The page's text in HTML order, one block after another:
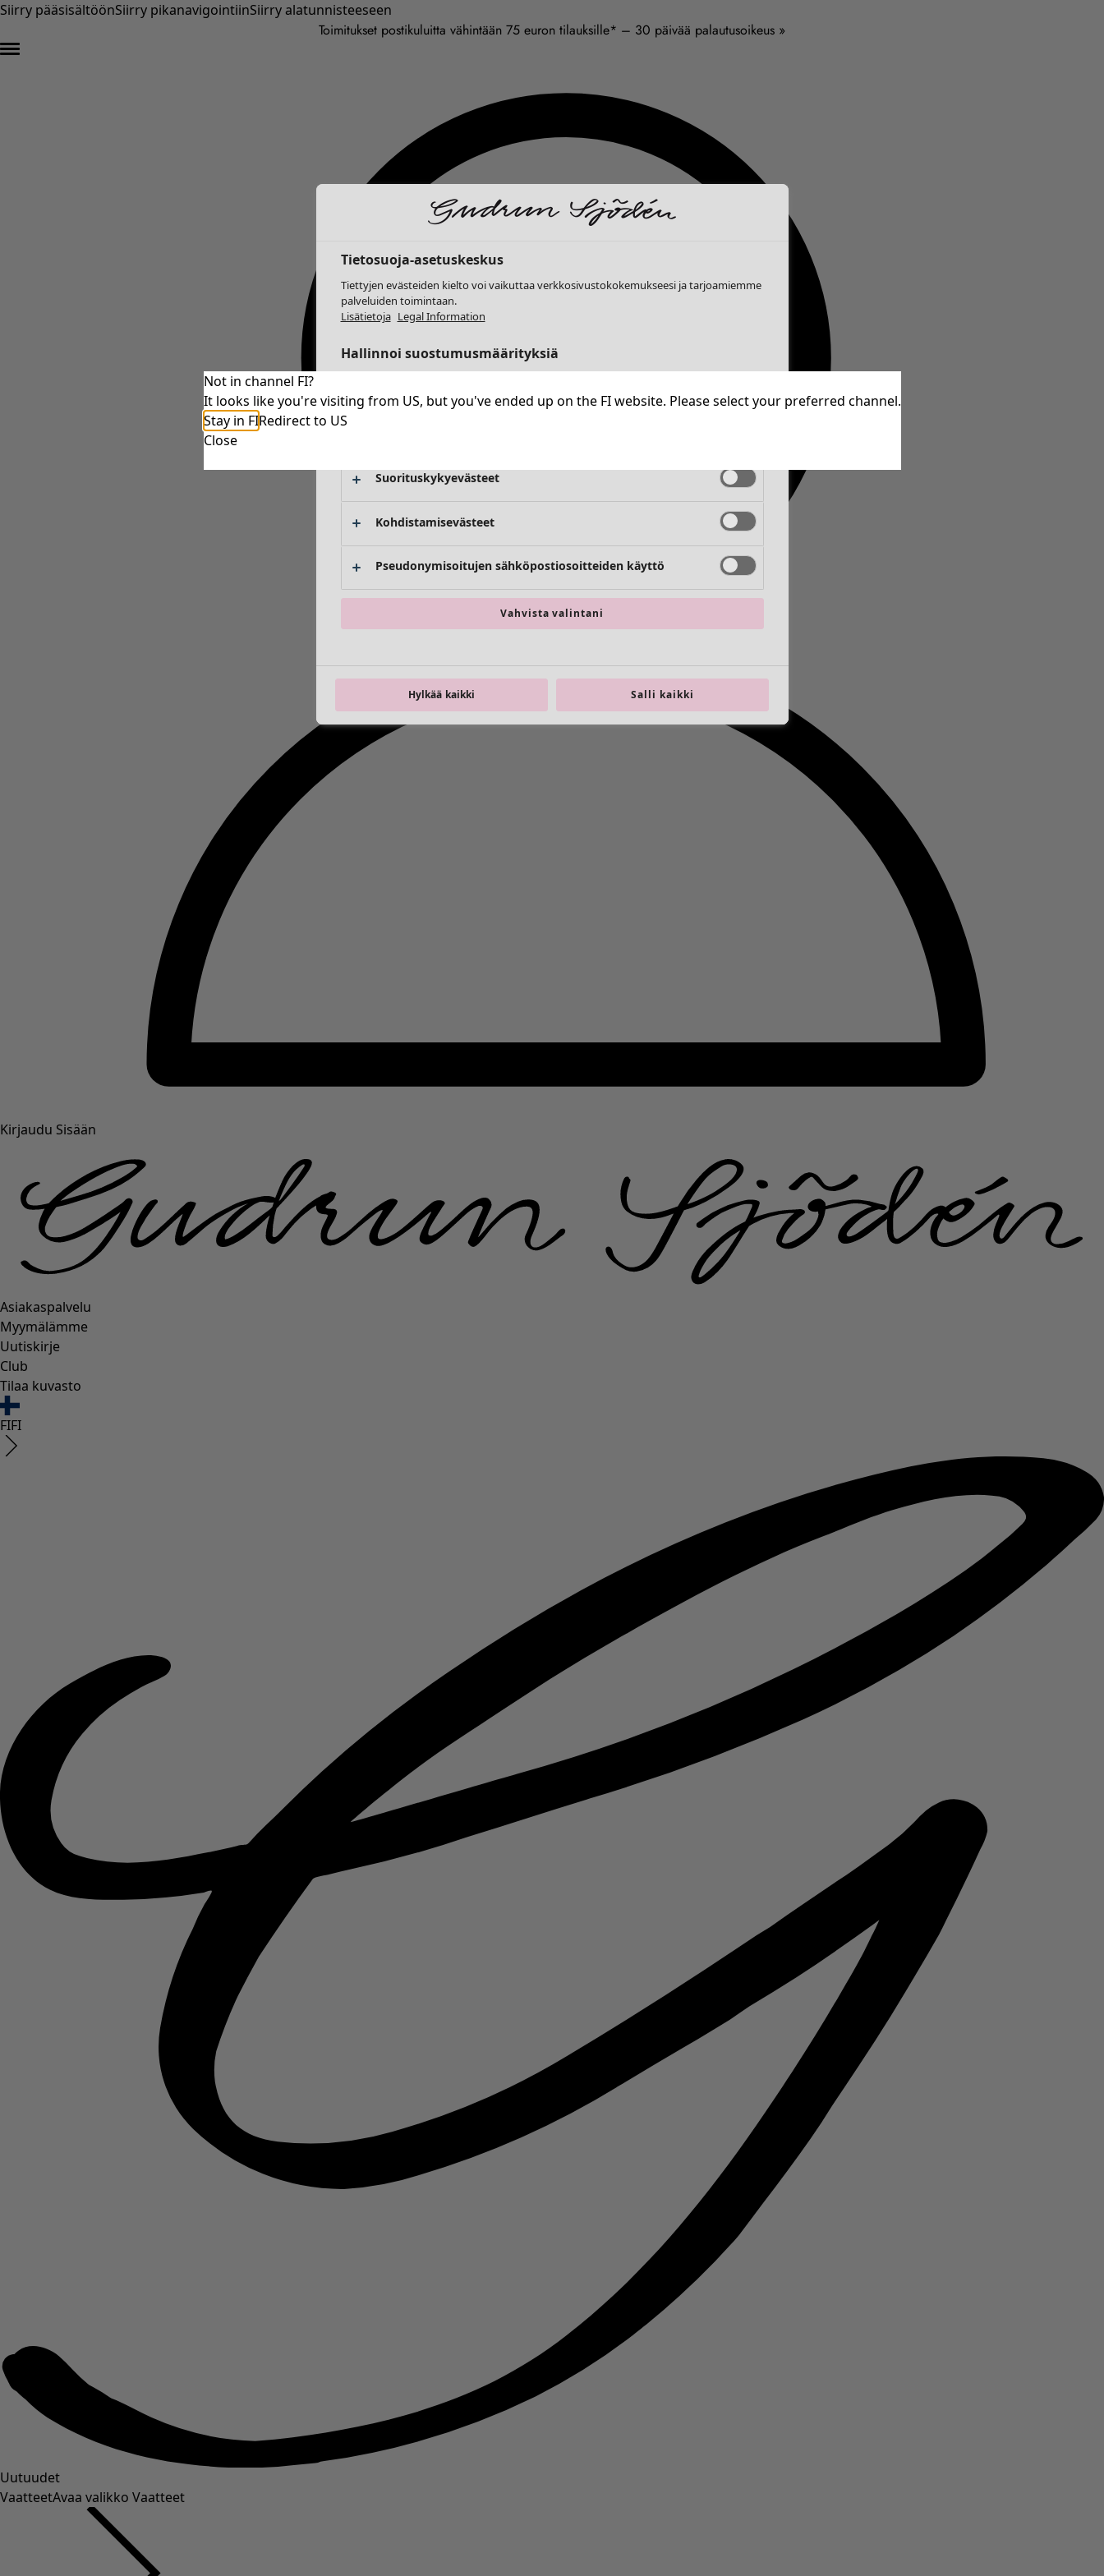
Siirry pääsisältöönSiirry pikanavigointiinSiirry alatunnisteeseen
Toimitukset postikuluitta vähintään 75 euron tilauksille* – 30 päivää palautusoikeus »
Kirjaudu Sisään
Asiakaspalvelu
Myymälämme
Uutiskirje
Club
Tilaa kuvasto
FIFI
Uutuudet
VaatteetAvaa valikko Vaatteet
Not in channel FI?
It looks like you're visiting from US, but you've ended up on the FI website. Please select your preferred channel.
Stay in FIRedirect to US
Close
Tietosuoja-asetuskeskus
Tiettyjen evästeiden kielto voi vaikuttaa verkkosivustokokemukseesi ja tarjoamiemme
palveluiden toimintaan.
Lisätietoja Legal Information
Hallinnoi suostumusmäärityksiä
Välttämättömät evästeet Aina aktiivinen
Suorituskykyevästeet
Kohdistamisevästeet
Pseudonymisoitujen sähköpostiosoitteiden käyttö
Vahvista valintani
Hylkää kaikki Salli kaikki